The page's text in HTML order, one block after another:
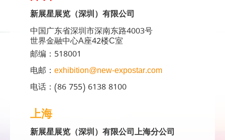
新展星展览（深圳）有限公司
中国广东省深圳市深南东路4003号
世界金融中心A座42楼C室
邮编：518001
电邮： exhibition@new-expostar.com
电话：(86 755) 6138 8100
上海
新展星展览（深圳）有限公司上海分公司